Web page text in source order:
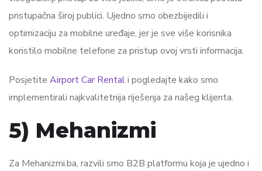
pristupačna široj publici. Ujedno smo obezbijedili i
optimizaciju za mobilne uređaje, jer je sve više korisnika
koristilo mobilne telefone za pristup ovoj vrsti informacija.
Posjetite Airport Car Rentali pogledajte kako smo
implementirali najkvalitetnija riješenja za našeg klijenta.
5) Mehanizmi
Za Mehanizmi.ba, razvili smo B2B platformu koja je ujedno i